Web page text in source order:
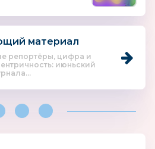
материал
репортёры, цифра и
июньский